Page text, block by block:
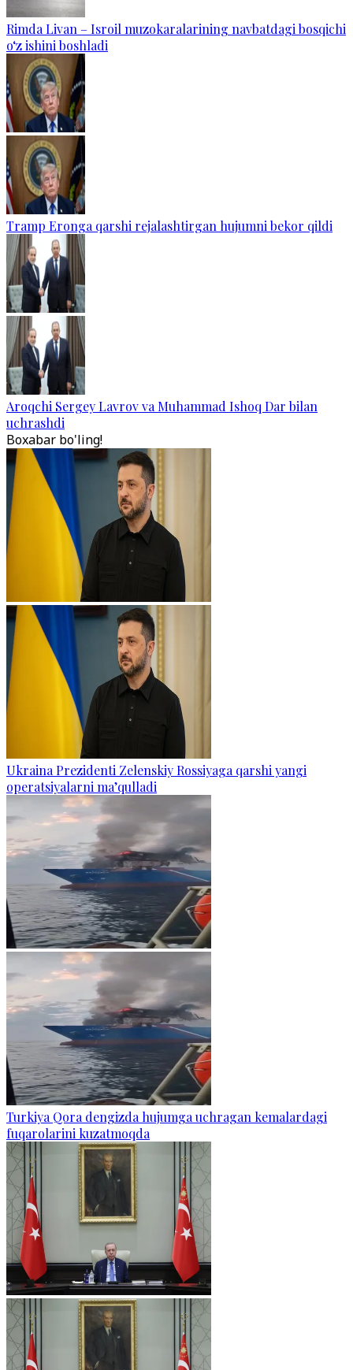
Rimda Livan – Isroil muzokaralarining navbatdagi bosqichi
o‘z ishini boshladi
Tramp Eronga qarshi rejalashtirgan hujumni bekor qildi
Aroqchi Sergey Lavrov va Muhammad Ishoq Dar bilan
uchrashdi
Boxabar bo'ling!
Ukraina Prezidenti Zelenskiy Rossiyaga qarshi yangi
operatsiyalarni ma’qulladi
Turkiya Qora dengizda hujumga uchragan kemalardagi
fuqarolarini kuzatmoqda